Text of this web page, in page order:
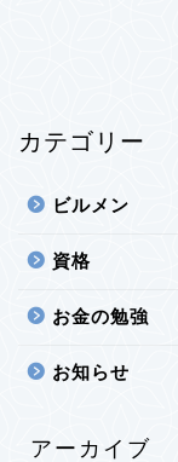
カテゴリー
ビルメン
資格
お金の勉強
お知らせ
アーカイブ